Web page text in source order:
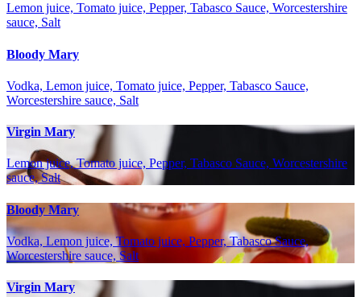
Lemon juice, Tomato juice, Pepper, Tabasco Sauce, Worcestershire
sauce, Salt
Bloody Mary
Vodka, Lemon juice, Tomato juice, Pepper, Tabasco Sauce,
Worcestershire sauce, Salt
Virgin Mary
Lemon juice, Tomato juice, Pepper, Tabasco Sauce, Worcestershire
sauce, Salt
Bloody Mary
Vodka, Lemon juice, Tomato juice, Pepper, Tabasco Sauce,
Worcestershire sauce, Salt
Virgin Mary